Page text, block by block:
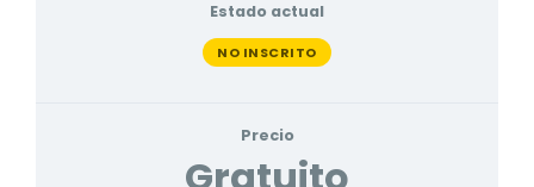
Estado actual
NO INSCRITO
Precio